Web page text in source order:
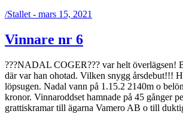
/Stallet - mars 15, 2021
Vinnare nr 6
???NADAL COGER??? var helt överlägsen!
där var han ohotad. Vilken snygg årsdebut!!!
löpsugen. Nadal vann på 1.15.2 2140m o
kronor. Vinnaroddset hamnade på 45 gånger
grattiskramar till ägarna Vamero AB o till